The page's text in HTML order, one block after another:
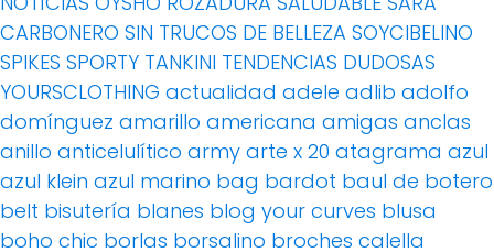
CARBONERO SIN TRUCOS DE BELLEZA SOYCIBELINO
SPIKES SPORTY TANKINI TENDENCIAS DUDOSAS
YOURSCLOTHING actualidad adele adlib adolfo
domínguez amarillo americana amigas anclas
anillo anticelulítico army arte x 20 atagrama azul
azul klein azul marino bag bardot baul de botero
belt bisutería blanes blog your curves blusa
boho chic borlas borsalino broches calella